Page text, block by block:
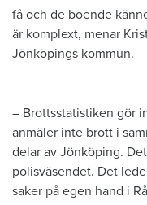
få och de boende
är komplext, menar
Jönköpings kommun.
– Brottsstatistiken gör
anmäler inte brott i
delar av Jönköping.
polisväsendet. Det
saker på egen hand i